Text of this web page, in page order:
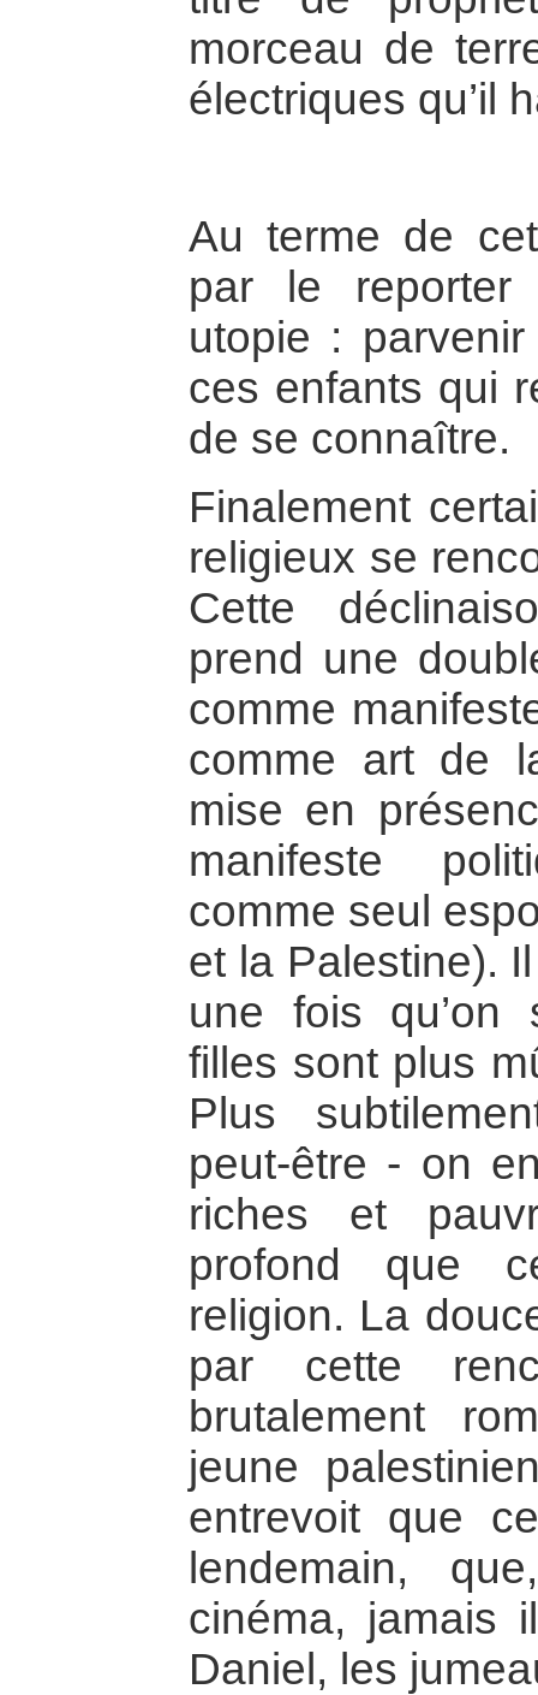
morceau de
électriques qu’il
Au terme de
par le reporter
utopie :
ces enfants qui
de se connaître.
Finalement
religieux se
Cette
prend une
comme
comme art de
mise en
manifeste
comme seul
et la Palestine).
une fois qu’on
filles sont plus
Plus
peut-être - on
riches et
profond que
religion. La
par cette
brutalement
jeune
entrevoit que
lendemain,
cinéma, jamais
Daniel, les